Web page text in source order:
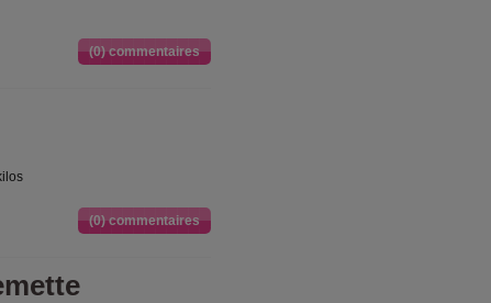
(0) commentaires
(0) commentaires